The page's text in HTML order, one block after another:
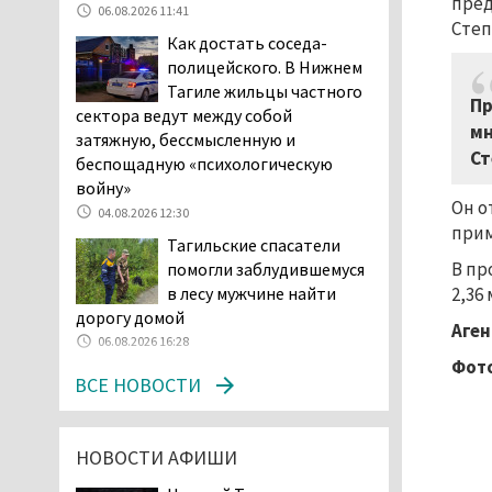
Он
В
2,36
начала купального сезона
погиб 21 человек
05.08.2026 14:05
Нижний Тагил на три дня
станет мировой
столицей
короткометражного кино
05.08.2026 13:20
главной звезды Дня
города в Нижнем Тагиле
05.08.2026 11:26
В Нижнем Тагиле
Виталия Говорухина
05.08.2026 11:10
текущего года
06.08.2026 11:41
Как достать соседа-
полицейского. В Нижнем
Тагиле жильцы частного
сектора ведут между собой
затяжную, бессмысленную и
беспощадную «психологическую
войну»
04.08.2026 12:30
Тагильские спасатели
помогли заблудившемуся
в лесу мужчине найти
дорогу домой
06.08.2026 16:28
ВСЕ НОВОСТИ
НОВОСТИ АФИШИ